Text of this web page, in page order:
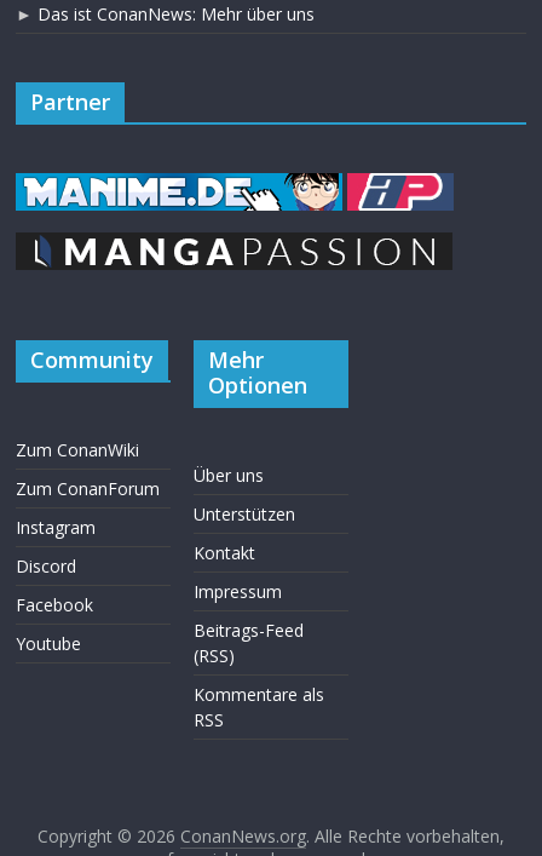
► Das ist ConanNews: Mehr über uns
Partner
Community
Zum ConanWiki
Zum ConanForum
Instagram
Discord
Facebook
Youtube
Mehr
Optionen
Über uns
Unterstützen
Kontakt
Impressum
Beitrags-Feed
(RSS)
Kommentare als
RSS
Copyright © 2026 ConanNews.org. Alle Rechte vorbehalten,